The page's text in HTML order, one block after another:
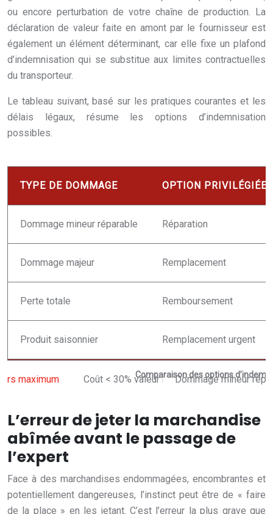
ou encore perturbation de votre chaîne de production. La
déclaration de valeur faite en amont par le fournisseur est
également un élément déterminant, car elle fixe un plafond
d’indemnisation qui se substitue aux limites contractuelles
du transporteur.
Le tableau suivant, basé sur les pratiques courantes et les
délais légaux, résume les options d’indemnisation
possibles.
Comparaison des options
TYPE DE DOMMAGE OPTION PRIVILÉGIÉE
Dommage mineur réparable Réparation
Dommage majeur Remplacement
Perte totale Remboursement
Produit saisonnier Remplacement urgent
L’erreur de jeter la marchandise
abîmée avant le passage de
l’expert
Face à des marchandises endommagées, encombrantes et
potentiellement dangereuses, l’instinct peut être de « faire
de la place » en les jetant. C’est l’erreur la plus grave que